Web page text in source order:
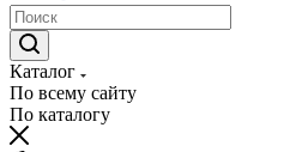
Каталог
По всему сайту
По каталогу